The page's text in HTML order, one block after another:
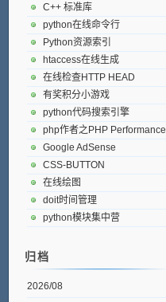
C++ 标准库
python在线命令行
Python资源索引
htaccess在线生成
在线检查HTTP HEAD
有奖积分小游戏
python代码搜索引擎
php作者之PHP Performance
Google AdSense
CSS-BUTTON
在线绘图
doit时间管理
python模块集中营
归档
2026/08